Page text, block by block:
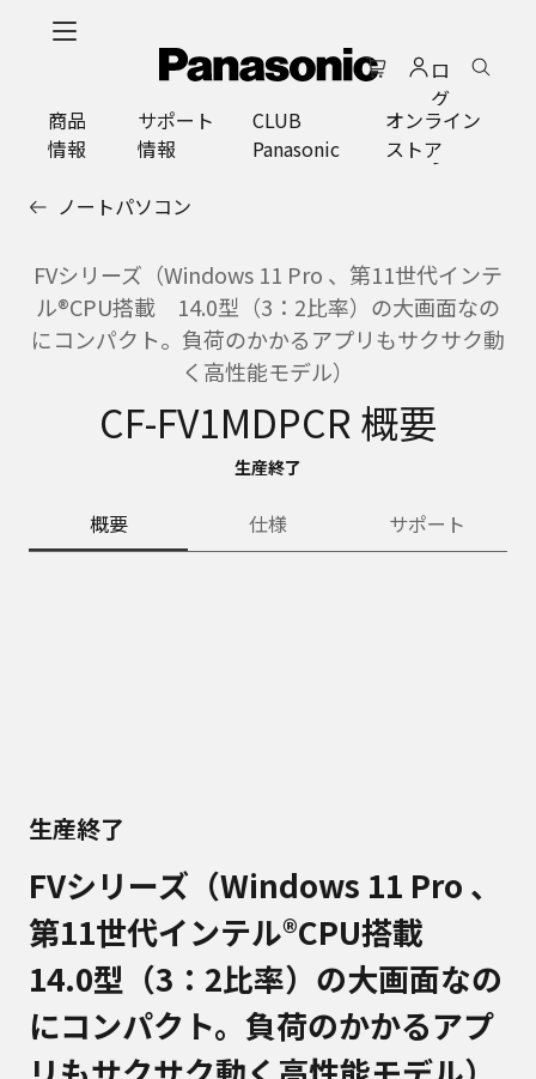
ロ
グ
イ
ン
商品
情報
サポート
情報
CLUB
Panasonic
オンライン
ストア
ノートパソコン
FVシリーズ（Windows 11 Pro 、第11世代インテ
ル®CPU搭載 14.0型（3：2比率）の大画面なの
にコンパクト。負荷のかかるアプリもサクサク動
く高性能モデル）
CF-FV1MDPCR 概要
生産終了
概要 仕様 サポート
生産終了
FVシリーズ（Windows 11 Pro 、
第11世代インテル®CPU搭載
14.0型（3：2比率）の大画面なの
にコンパクト。負荷のかかるアプ